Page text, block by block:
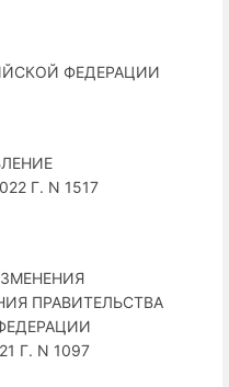
ФЕДЕРАЦИИ
Г. N 1517
ПРАВИТЕЛЬСТВА
Г. N 1097